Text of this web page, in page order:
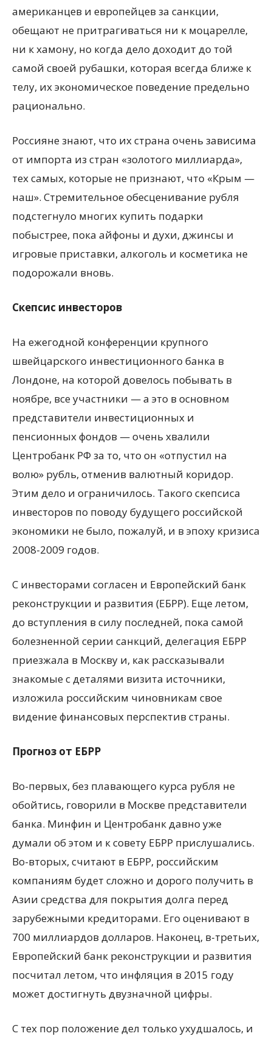
американцев и европейцев за санкции,
обещают не притрагиваться ни к моцарелле,
ни к хамону, но когда дело доходит до той
самой своей рубашки, которая всегда ближе к
телу, их экономическое поведение предельно
рационально.
Россияне знают, что их страна очень зависима
от импорта из стран «золотого миллиарда»,
тех самых, которые не признают, что «Крым —
наш». Стремительное обесценивание рубля
подстегнуло многих купить подарки
побыстрее, пока айфоны и духи, джинсы и
игровые приставки, алкоголь и косметика не
подорожали вновь.
Скепсис инвесторов
На ежегодной конференции крупного
швейцарского инвестиционного банка в
Лондоне, на которой довелось побывать в
ноябре, все участники — а это в основном
представители инвестиционных и
пенсионных фондов — очень хвалили
Центробанк РФ за то, что он «отпустил на
волю» рубль, отменив валютный коридор.
Этим дело и ограничилось. Такого скепсиса
инвесторов по поводу будущего российской
экономики не было, пожалуй, и в эпоху кризиса
2008-2009 годов.
С инвесторами согласен и Европейский банк
реконструкции и развития (ЕБРР). Еще летом,
до вступления в силу последней, пока самой
болезненной серии санкций, делегация ЕБРР
приезжала в Москву и, как рассказывали
знакомые с деталями визита источники,
изложила российским чиновникам свое
видение финансовых перспектив страны.
Прогноз от ЕБРР
Во-первых, без плавающего курса рубля не
обойтись, говорили в Москве представители
банка. Минфин и Центробанк давно уже
думали об этом и к совету ЕБРР прислушались.
Во-вторых, считают в ЕБРР, российским
компаниям будет сложно и дорого получить в
Азии средства для покрытия долга перед
зарубежными кредиторами. Его оценивают в
700 миллиардов долларов. Наконец, в-третьих,
Европейский банк реконструкции и развития
посчитал летом, что инфляция в 2015 году
может достигнуть двузначной цифры.
С тех пор положение дел только ухудшалось, и